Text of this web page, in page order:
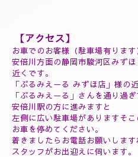
(延長30分¥7000)
(60分延長¥14000)
(ご指名￥2000)
(よむぎ蒸し30分¥5000)
(よむぎ蒸し45分¥7000)
(リフレクソロジートリートメン
(ヘッドスパマッサージ１０分
(フィシャルマッサージ１０分
(ホットストーン30分¥5000)
(ソルトマッサージ¥3000)
❖❖❖❖❖❖❖❖❖